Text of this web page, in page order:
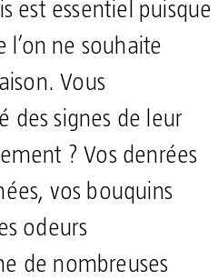
est essentiel puisque
l’on ne souhaite
Vous
des signes de leur
? Vos denrées
vos bouquins
odeurs
de nombreuses